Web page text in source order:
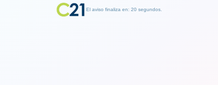
El aviso finaliza en: 19 segundos.